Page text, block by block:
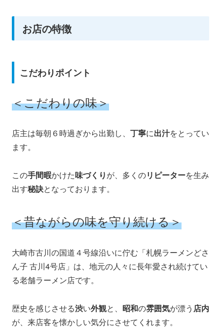
お店の特徴
こだわりポイント
＜こだわりの味＞
店主は毎朝６時過ぎから出勤し、 丁寧に出汁をとってい
ます。
この手間暇かけた味づくりが、多くのリピーターを生み
出す秘訣となっております。
＜昔ながらの味を守り続ける＞
大崎市古川の国道４号線沿いに佇む「札幌ラーメンどさ
ん子 古川4号店」は、地元の人々に長年愛され続けてい
る老舗ラーメン店です。
歴史を感じさせる渋い外観と、 昭和の雰囲気が漂う 店内
が、来店客を懐かしい気分にさせてくれます。